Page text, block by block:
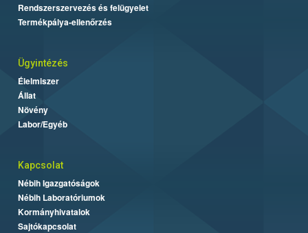
Rendszerszervezés és felügyelet
Termékpálya-ellenőrzés
Ügyintézés
Élelmiszer
Állat
Növény
Labor/Egyéb
Kapcsolat
Nébih Igazgatóságok
Nébih Laboratóriumok
Kormányhivatalok
Sajtókapcsolat